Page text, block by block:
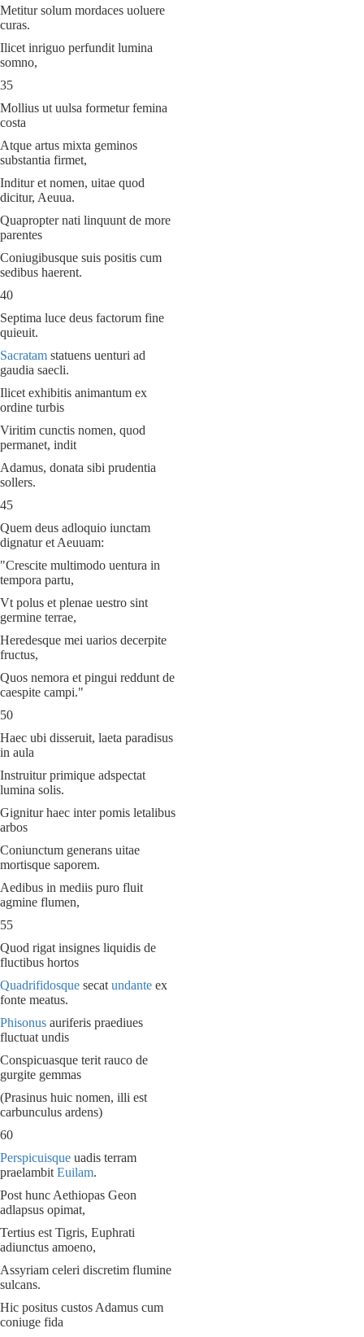
Metitur solum mordaces uoluere
curas.
Ilicet inriguo perfundit lumina
somno,
35
Mollius ut uulsa formetur femina
costa
Atque artus mixta geminos
substantia firmet,
Inditur et nomen, uitae quod
dicitur, Aeuua.
Quapropter nati linquunt de more
parentes
Coniugibusque suis positis cum
sedibus haerent.
40
Septima luce deus factorum fine
quieuit.
Sacratam statuens uenturi ad
gaudia saecli.
Ilicet exhibitis animantum ex
ordine turbis
Viritim cunctis nomen, quod
permanet, indit
Adamus, donata sibi prudentia
sollers.
45
Quem deus adloquio iunctam
dignatur et Aeuuam:
"Crescite multimodo uentura in
tempora partu,
Vt polus et plenae uestro sint
germine terrae,
Heredesque mei uarios decerpite
fructus,
Quos nemora et pingui reddunt de
caespite campi."
50
Haec ubi disseruit, laeta paradisus
in aula
Instruitur primique adspectat
lumina solis.
Gignitur haec inter pomis letalibus
arbos
Coniunctum generans uitae
mortisque saporem.
Aedibus in mediis puro fluit
agmine flumen,
55
Quod rigat insignes liquidis de
fluctibus hortos
Quadrifidosque secat undante ex
fonte meatus.
Phisonus auriferis praediues
fluctuat undis
Conspicuasque terit rauco de
gurgite gemmas
(Prasinus huic nomen, illi est
carbunculus ardens)
60
Perspicuisque uadis terram
praelambit Euilam.
Post hunc Aethiopas Geon
adlapsus opimat,
Tertius est Tigris, Euphrati
adiunctus amoeno,
Assyriam celeri discretim flumine
sulcans.
Hic positus custos Adamus cum
coniuge fida